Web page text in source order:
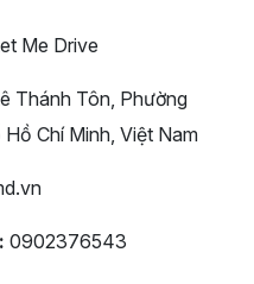
Me Drive
Thánh Tôn, Phường
Chí Minh, Việt Nam
0902376543